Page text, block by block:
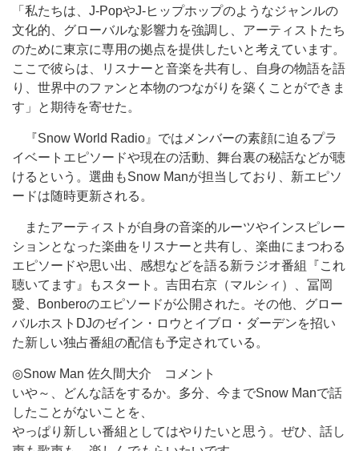
「私たちは、J-PopやJ-ヒップホップのようなジャンルの
文化的、グローバルな影響力を強調し、アーティストたち
のために東京に専用の拠点を提供したいと考えています。
ここで彼らは、リスナーと音楽を共有し、自身の物語を語
り、世界中のファンと本物のつながりを築くことができま
す」と期待を寄せた。
『Snow World Radio』ではメンバーの素顔に迫るプラ
イベートエピソードや現在の活動、舞台裏の秘話などが聴
けるという。選曲もSnow Manが担当しており、新エピソ
ードは随時更新される。
またアーティストが自身の音楽的ルーツやインスピレー
ションとなった楽曲をリスナーと共有し、楽曲にまつわる
エピソードや思い出、感想などを語る新ラジオ番組『これ
聴いてます』もスタート。吉田右京（マルシィ）、冨岡
愛、Bonberoのエピソードが公開された。その他、グロー
バルホストDJのゼイン・ロウとイブロ・ダーデンを招い
た新しい独占番組の配信も予定されている。
◎Snow Man 佐久間大介 コメント
いや～、どんな話をするか。多分、今までSnow Manで話
したことがないことを、
やっぱり新しい番組としてはやりたいと思う。ぜひ、話し